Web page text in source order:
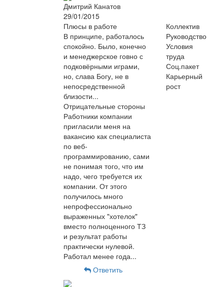
Дмитрий Канатов
29/01/2015
Плюсы в работе
В принципе, работалось
спокойно. Было, конечно
и менеджерское говно с
подковёрными играми,
но, слава Богу, не в
непосредственной
близости...
Отрицательные стороны
Работники компании
пригласили меня на
вакансию как специалиста
по веб-
программированию, сами
не понимая того, что им
надо, чего требуется их
компании. От этого
получилось много
непрофессионально
выраженных "хотелок"
вместо полноценного ТЗ
и результат работы
практически нулевой.
Работал менее года...
Коллектив
Руководство
Условия
труда
Соц.пакет
Карьерный
рост
Ответить